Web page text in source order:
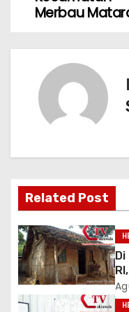
Merbau
Related Post
Di